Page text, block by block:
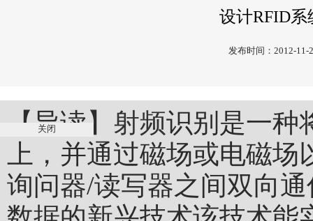
设计RFID
发布时间：2012-11-
【导读】 射频识别是一种
上，并通过磁场或电磁
询问器/读写器之间双向
关闭